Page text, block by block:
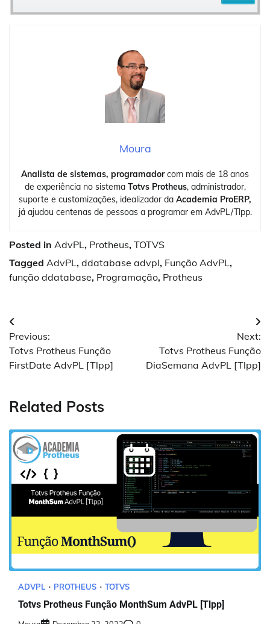
Moura
Analista de sistemas, programadorcom mais de 18 anos
de experiência no sistema Totvs Protheus, administrador,
suporte e customizações, idealizador da Academia ProERP,
já ajudou centenas de pessoas a programar em AdvPL/Tlpp.
Posted in AdvPL , Protheus, TOTVS
Tagged AdvPL , ddatabase advpl, Função AdvPL ,
função ddatabase, Programação, Protheus
Navegação
de
Post
Previous:
Totvs Protheus Função
FirstDate AdvPL [Tlpp]
Next:
Totvs Protheus Função
DiaSemana AdvPL [Tlpp]
Related Posts
ADVPL PROTHEUS TOTVS
Totvs Protheus Função MonthSum AdvPL [Tlpp]